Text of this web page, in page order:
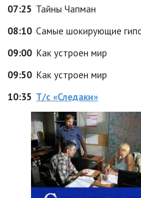
07:25 Тайны Чапман
08:10 Самые шокирующие
09:00 Как устроен мир
09:50 Как устроен мир
10:35 Т/с «Следаки»